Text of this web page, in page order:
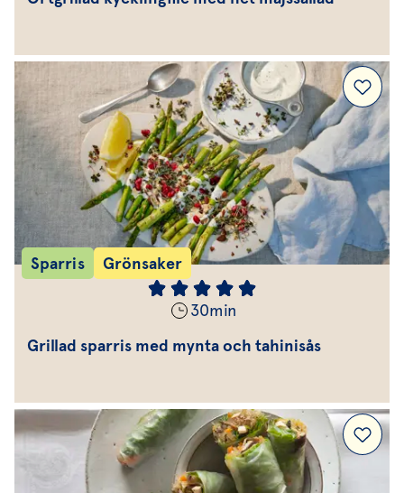
Sparris Grönsaker
30min
Grillad sparris med mynta och tahinisås